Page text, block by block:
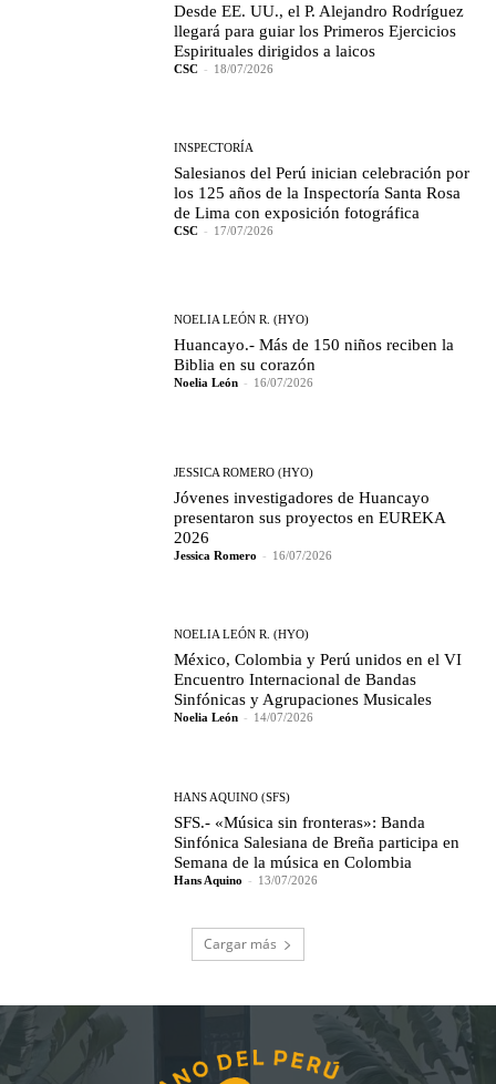
Desde EE. UU., el P. Alejandro Rodríguez
llegará para guiar los Primeros Ejercicios
Espirituales dirigidos a laicos
CSC - 18/07/2026
INSPECTORÍA
Salesianos del Perú inician celebración por
los 125 años de la Inspectoría Santa Rosa
de Lima con exposición fotográfica
CSC - 17/07/2026
NOELIA LEÓN R. (HYO)
Huancayo.- Más de 150 niños reciben la
Biblia en su corazón
Noelia León - 16/07/2026
JESSICA ROMERO (HYO)
Jóvenes investigadores de Huancayo
presentaron sus proyectos en EUREKA
2026
Jessica Romero - 16/07/2026
NOELIA LEÓN R. (HYO)
México, Colombia y Perú unidos en el VI
Encuentro Internacional de Bandas
Sinfónicas y Agrupaciones Musicales
Noelia León - 14/07/2026
HANS AQUINO (SFS)
SFS.- «Música sin fronteras»: Banda
Sinfónica Salesiana de Breña participa en
Semana de la música en Colombia
Hans Aquino - 13/07/2026
Cargar más